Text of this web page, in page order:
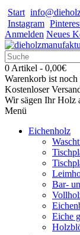
Start
Instagram
Anmelden Neues
0 Artikel - 0,00€
Warenkorb ist noch
Kostenloser
Wir sägen Ihr Holz
Menü
Eichenholz
Bar-
Eiche